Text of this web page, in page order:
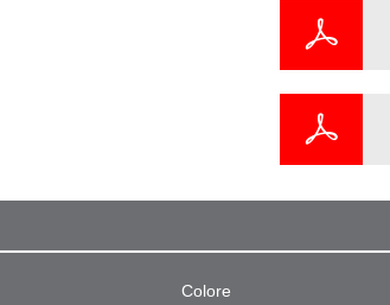
Colore